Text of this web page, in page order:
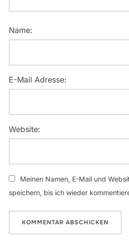
Name:
E-Mail Adresse:
Website:
Meinen Namen, E-Mail und
speichern, bis ich wieder